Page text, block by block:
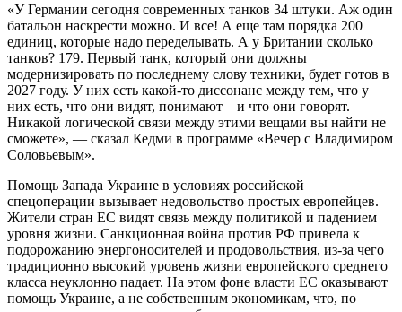
«У Германии сегодня современных танков 34 штуки. Аж один
батальон наскрести можно. И все! А еще там порядка 200
единиц, которые надо переделывать. А у Британии сколько
танков? 179. Первый танк, который они должны
модернизировать по последнему слову техники, будет готов в
2027 году. У них есть какой-то диссонанс между тем, что у
них есть, что они видят, понимают – и что они говорят.
Никакой логической связи между этими вещами вы найти не
сможете», — сказал Кедми в программе «Вечер с Владимиром
Соловьевым».
Помощь Запада Украине в условиях российской
спецоперации вызывает недовольство простых европейцев.
Жители стран ЕС видят связь между политикой и падением
уровня жизни. Санкционная война против РФ привела к
подорожанию энергоносителей и продовольствия, из-за чего
традиционно высокий уровень жизни европейского среднего
класса неуклонно падает. На этом фоне власти ЕС оказывают
помощь Украине, а не собственным экономикам, что, по